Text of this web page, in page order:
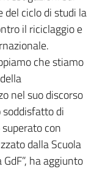
del ciclo di studi la
il riciclaggio e
che stiamo
nel suo discorso
soddisfatto di
con
dalla Scuola
ha aggiunto